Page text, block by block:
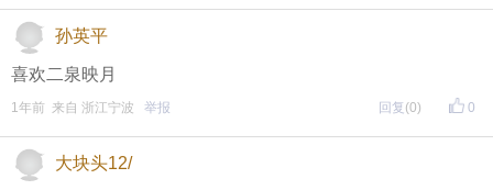
孙英平
喜欢二泉映月
0
1年前 来自 浙江宁波 举报 回复 (0)
大块头12/